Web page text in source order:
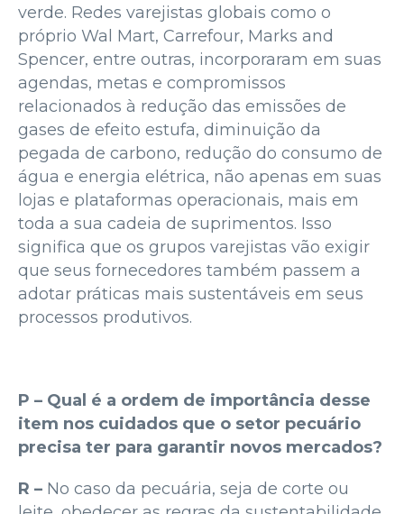
verde. Redes varejistas globais como o
próprio Wal Mart, Carrefour, Marks and
Spencer, entre outras, incorporaram em suas
agendas, metas e compromissos
relacionados à redução das emissões de
gases de efeito estufa, diminuição da
pegada de carbono, redução do consumo de
água e energia elétrica, não apenas em suas
lojas e plataformas operacionais, mais em
toda a sua cadeia de suprimentos. Isso
significa que os grupos varejistas vão exigir
que seus fornecedores também passem a
adotar práticas mais sustentáveis em seus
processos produtivos.
P – Qual é a ordem de importância desse
item nos cuidados que o setor pecuário
precisa ter para garantir novos mercados?
R – No caso da pecuária, seja de corte ou